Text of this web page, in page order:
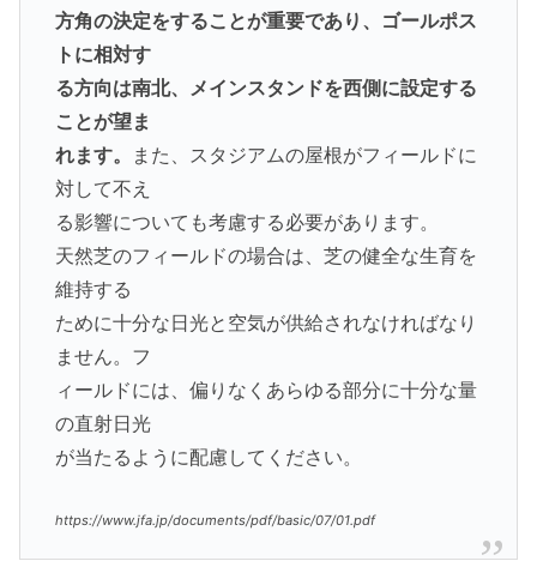
方角の決定をすることが重要であり、ゴールポス
トに相対す
る方向は南北、メインスタンドを西側に設定する
ことが望ま
れます。
また、スタジアムの屋根がフィールドに
対して不え
る影響についても考慮する必要があります。
天然芝のフィールドの場合は、芝の健全な生育を
維持する
ために十分な日光と空気が供給されなければなり
ません。フ
ィールドには、偏りなくあらゆる部分に十分な量
の直射日光
が当たるように配慮してください。
https://www.jfa.jp/documents/pdf/basic/07/01.pdf